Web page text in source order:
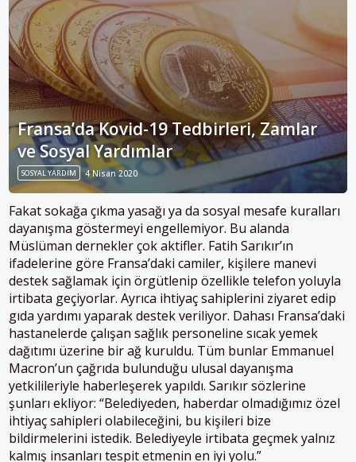
Fransa’da Kovid-19 Tedbirleri, Zamlar
ve Sosyal Yardımlar
SOSYAL YARDIM 4 Nisan 2020
Fakat sokağa çıkma yasağı ya da sosyal mesafe kuralları
dayanışma göstermeyi engellemiyor. Bu alanda
Müslüman dernekler çok aktifler. Fatih Sarıkır’ın
ifadelerine göre Fransa’daki camiler, kişilere manevi
destek sağlamak için örgütlenip özellikle telefon yoluyla
irtibata geçiyorlar. Ayrıca ihtiyaç sahiplerini ziyaret edip
gıda yardımı yaparak destek veriliyor. Dahası Fransa’daki
hastanelerde çalışan sağlık personeline sıcak yemek
dağıtımı üzerine bir ağ kuruldu. Tüm bunlar Emmanuel
Macron’un çağrıda bulunduğu ulusal dayanışma
yetkilileriyle haberleşerek yapıldı. Sarıkır sözlerine
şunları ekliyor: “Belediyeden, haberdar olmadığımız özel
ihtiyaç sahipleri olabileceğini, bu kişileri bize
bildirmelerini istedik. Belediyeyle irtibata geçmek yalnız
kalmış insanları tespit etmenin en iyi yolu.”